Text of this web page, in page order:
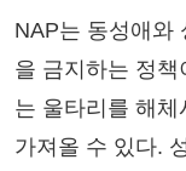
NAP는 동성애와
을 금지하는 정
는 울타리를 해
가져올 수 있다.